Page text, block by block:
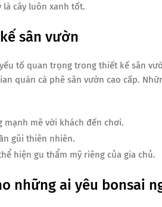
là cây luôn xanh tốt.
sân vườn
tố quan trọng trong thiết kế sân
quán cà phê sân vườn cao cấp.
mạnh mẽ với khách đến chơi.
gũi thiên nhiên.
hiện gu thẩm mỹ riêng của gia chủ.
những ai yêu bonsai